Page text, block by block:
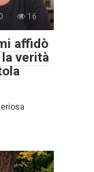
0 16
affidò
verità